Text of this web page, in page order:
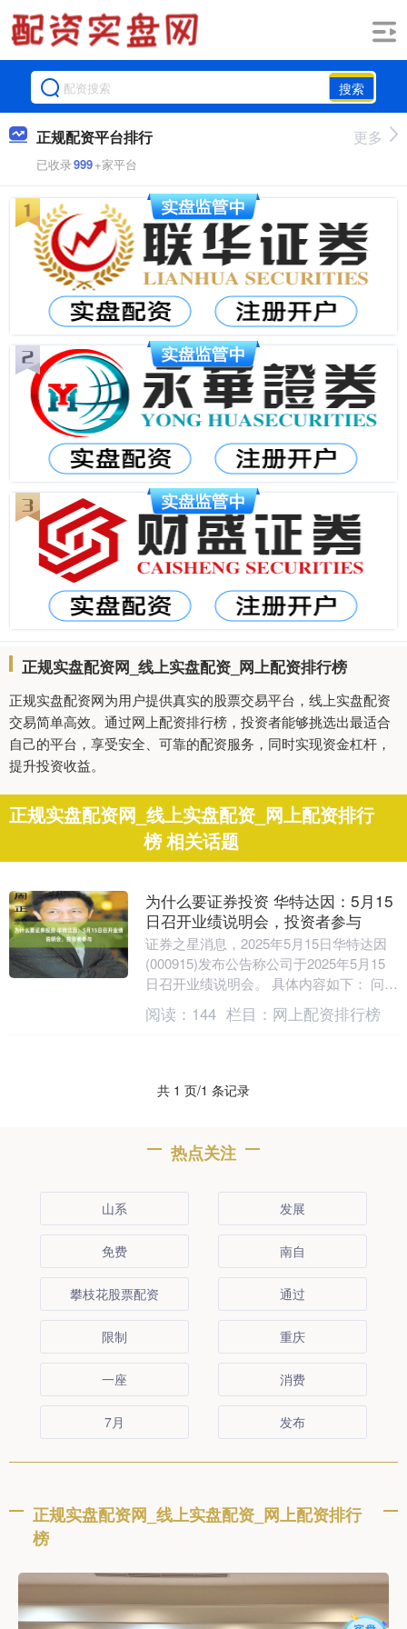
搜索
正规配资平台排行
已收录999+家平台
更多
正规实盘配资网_线上实盘配资_网上配资排行榜
正规实盘配资网为用户提供真实的股票交易平台，线上实盘配资
交易简单高效。通过网上配资排行榜，投资者能够挑选出最适合
自己的平台，享受安全、可靠的配资服务，同时实现资金杠杆，
提升投资收益。
正规实盘配资网_线上实盘配资_网上配资排行
榜 相关话题
为什么要证券投资 华特达因：5月15
日召开业绩说明会，投资者参与
证券之星消息，2025年5月15日华特达因
(000915)发布公告称公司于2025年5月15
日召开业绩说明会。 具体内容如下： 问：
公司就投资者在本次 2025....
阅读： 144 栏目： 网上配资排行榜
共 1 页/1 条记录
热点关注
山系 发展
免费 南自
攀枝花股票配资 通过
限制 重庆
一座 消费
7月 发布
正规实盘配资网_线上实盘配资_网上配资排行
榜